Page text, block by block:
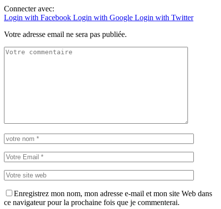
Connecter avec:
Login with Facebook Login with Google Login with Twitter
Votre adresse email ne sera pas publiée.
Enregistrez mon nom, mon adresse e-mail et mon site Web dans
ce navigateur pour la prochaine fois que je commenterai.